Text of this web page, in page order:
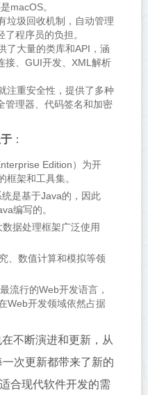
macOS。
垃圾回收机制，自动管理
程序员的负担。
了大量的类库和API，涵
接、GUI开发、XML解析
注重安全性，提供了多种
管理器、代码签名和加密
：
Edition）为开
框架和工具集。
统是基于Java的，因此
编写的。
据处理框架广泛使用
、数值计算和模拟等领
流行的Web开发语言，
Web开发领域依然占据
不断演进和更新，从
次更新都带来了新的
合现代软件开发的需